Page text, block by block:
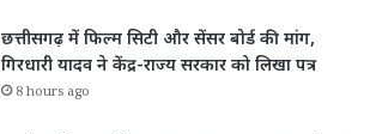
छत्तीसगढ़ में फिल्म सिटी और सेंसर बोर्ड की मांग,
गिरधारी यादव ने केंद्र-राज्य सरकार को लिखा पत्र
8 hours ago